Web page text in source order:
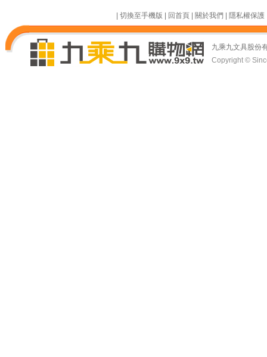
切換至手機版 回首頁| 關於我們 隱私權保護
九乘九文具股份
Copyright ©